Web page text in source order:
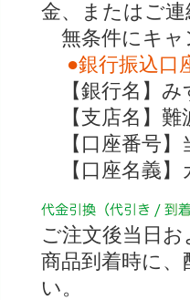
金、またはご
無条件にキャ
●銀行振込口
【銀行名】み
【支店名】難
【口座番号】
【口座名義】
ご注文後当日
商品到着時に
い。